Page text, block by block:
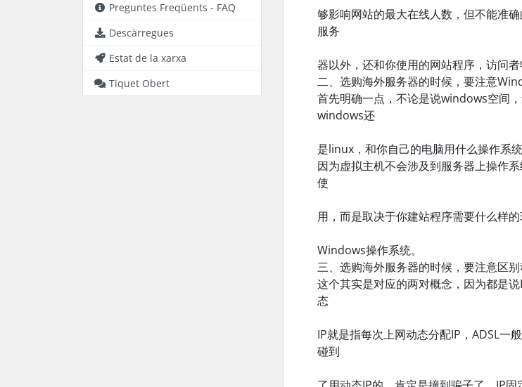
Preguntes Freqüents - FAQ
Descàrregues
Estat de la xarxa
Tiquet Obert
够影响网站的最大在线人数，但不能准
服务
器以外，还和你使用的网站程序，访问者
二、选购海外服务器的时候，要注意
首先明确一点，不论是说windows空间
windows还
是linux，和你自己的电脑用什么操作系统
因为虚拟主机不会涉及到服务器上操作
使
用，而是取决于你建站程序需要什么样
Windows操作系统。
三、选购海外服务器的时候，要注意区
这个其实是对应的两对概念，因为都是
态
IP就是指每次上网动态分配IP，ADSL一
碰到